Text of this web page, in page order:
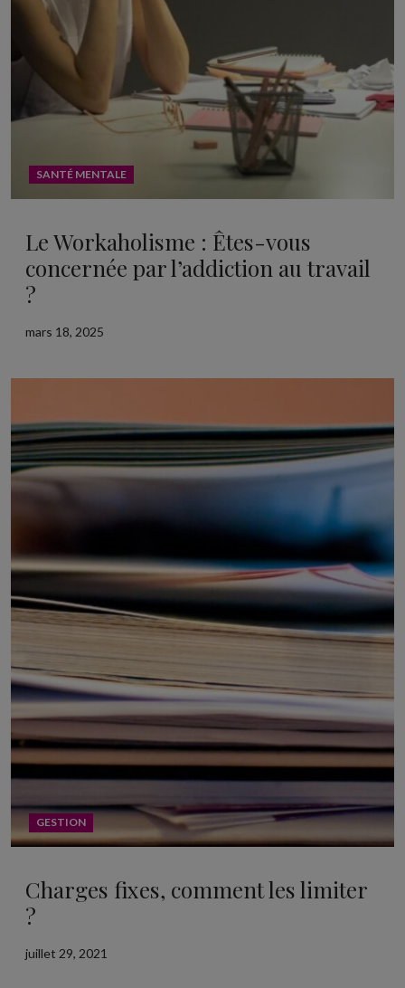
SANTÉ MENTALE
Le Workaholisme : Êtes-vous
concernée par l’addiction au travail
?
mars 18, 2025
GESTION
Charges fixes, comment les limiter
?
juillet 29, 2021